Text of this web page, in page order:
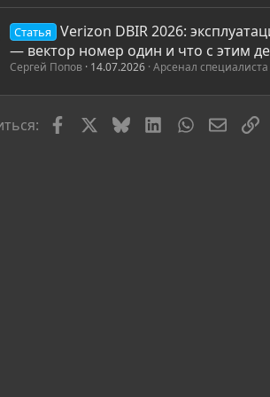
Статья
Verizon DBIR 2026:
— вектор номер один и что с этим
Сергей Попов 14.07.2026 Арсенал
FacebookBlueskyLinkedInWhatsApp